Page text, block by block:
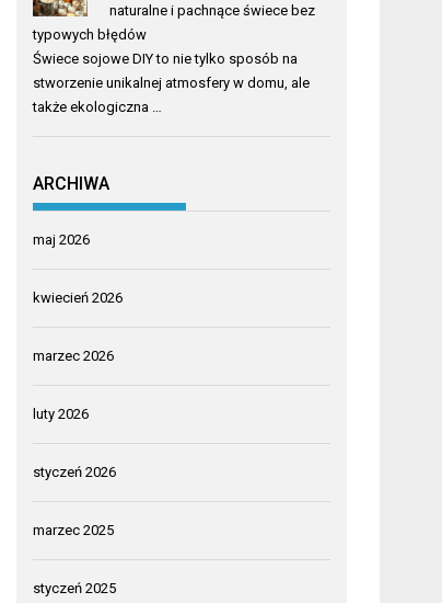
naturalne i pachnące świece bez
typowych błędów
Świece sojowe DIY to nie tylko sposób na
stworzenie unikalnej atmosfery w domu, ale
także ekologiczna …
ARCHIWA
maj 2026
kwiecień 2026
marzec 2026
luty 2026
styczeń 2026
marzec 2025
styczeń 2025